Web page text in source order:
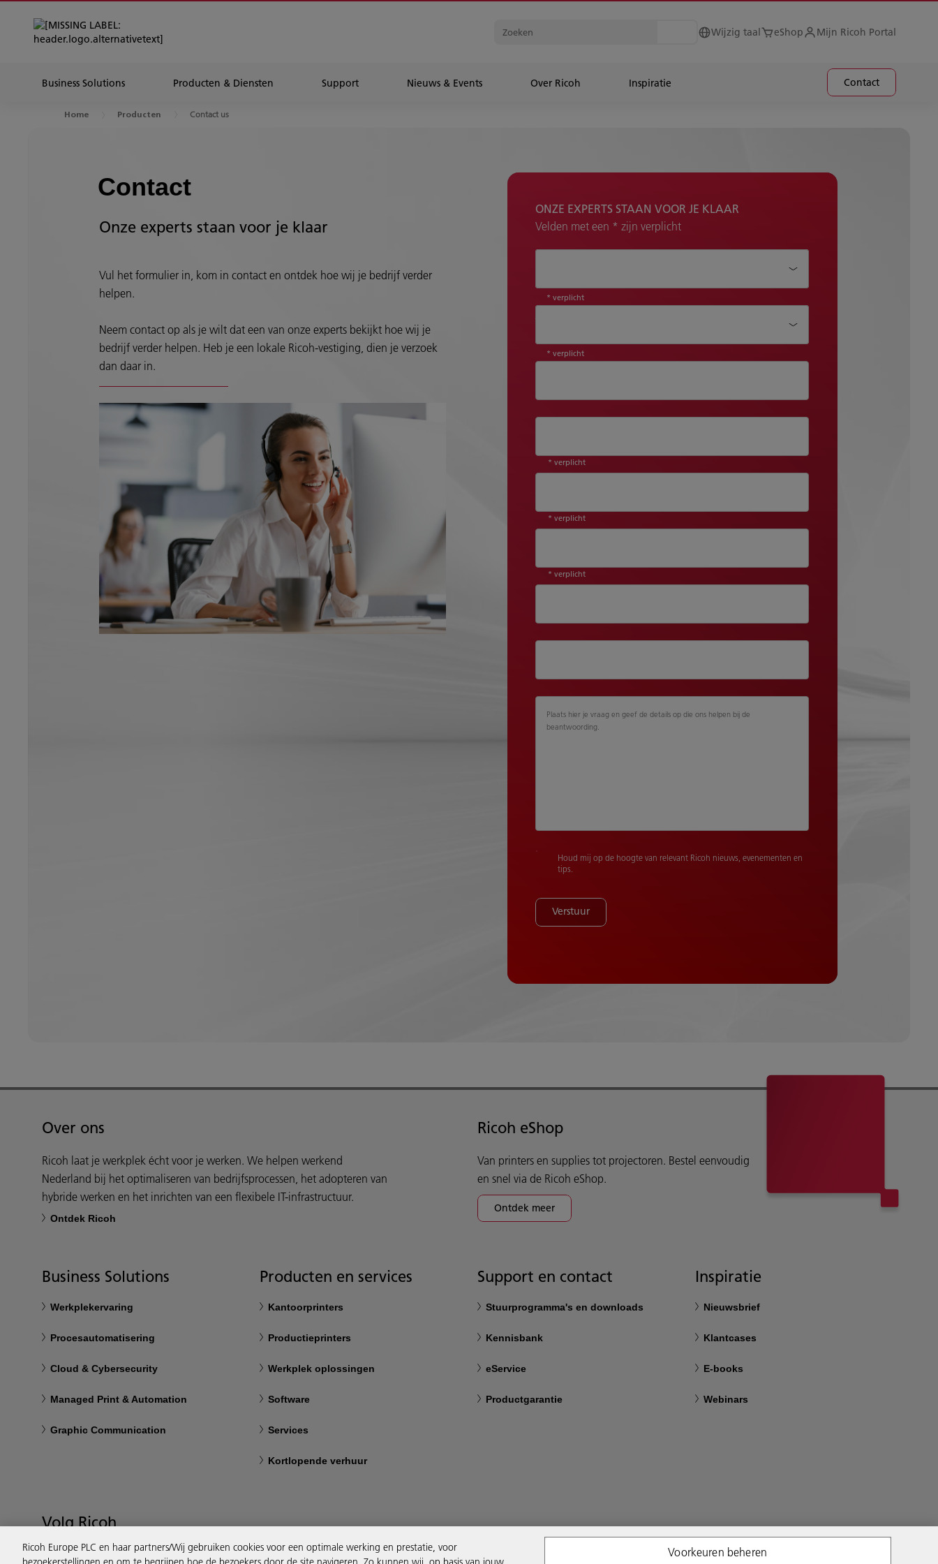
Wijzig taal eShop Mijn Ricoh Portal
Business Solutions Producten & Diensten Support Nieuws & Events Over Ricoh Inspiratie Contact
Home Producten Contact us
Contact
Onze experts staan voor je klaar
Vul het formulier in, kom in contact en ontdek hoe wij je bedrijf verder
helpen.
Neem contact op als je wilt dat een van onze experts bekijkt hoe wij je
bedrijf verder helpen. Heb je een lokale Ricoh-vestiging, dien je verzoek
dan daar in.
ONZE EXPERTS STAAN VOOR JE KLAAR
Velden met een * zijn verplicht
* verplicht
* verplicht
* verplicht
* verplicht
* verplicht
Plaats hier je vraag en geef de details op die ons helpen bij de
beantwoording.
Houd mij op de hoogte van relevant Ricoh nieuws, evenementen en
tips.
Verstuur
Over ons
Ricoh laat je werkplek écht voor je werken. We helpen werkend
Nederland bij het optimaliseren van bedrijfsprocessen, het adopteren van
hybride werken en het inrichten van een flexibele IT-infrastructuur.
Ontdek Ricoh
Ricoh eShop
Van printers en supplies tot projectoren. Bestel eenvoudig
en snel via de Ricoh eShop.
Ontdek meer
Business Solutions
Werkplekervaring
Procesautomatisering
Cloud & Cybersecurity
Managed Print & Automation
Graphic Communication
Producten en services
Kantoorprinters
Productieprinters
Werkplek oplossingen
Software
Services
Kortlopende verhuur
Support en contact
Stuurprogramma's en downloads
Kennisbank
eService
Productgarantie
Inspiratie
Nieuwsbrief
Klantcases
E-books
Webinars
Volg Ricoh
Ricoh Europe PLC en haar partners/Wij gebruiken cookies voor een optimale werking en prestatie, voor
Voorkeuren beheren